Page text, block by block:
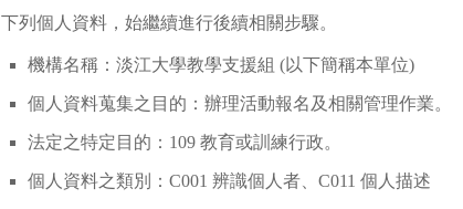
下列個人資料，始繼續進行後續相關步驟。
機構名稱：淡江大學教學支援組 (以下簡稱本單位)
個人資料蒐集之目的：辦理活動報名及相關管理作業。
法定之特定目的：109 教育或訓練行政。
個人資料之類別：C001 辨識個人者、C011 個人描述